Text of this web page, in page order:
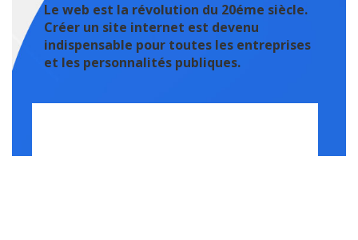
Le web est la révolution du 20éme siècle.
Créer un site internet est devenu
indispensable pour toutes les entreprises
et les personnalités publiques.